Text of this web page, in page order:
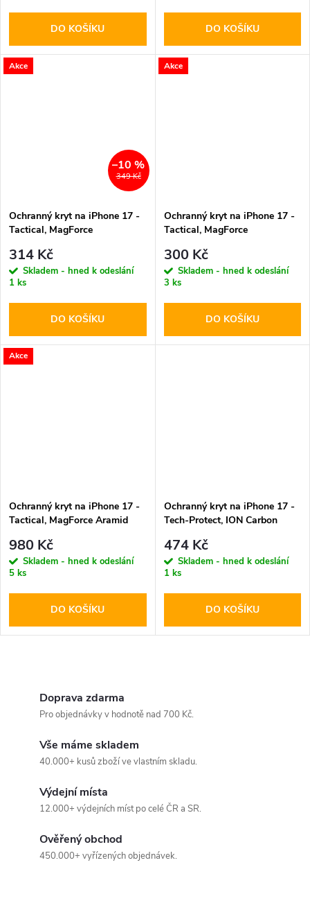
DO KOŠÍKU DO KOŠÍKU
Akce
349 Kč
–10 %
Ochranný kryt na iPhone 17 -
Tactical, MagForce
314 Kč
Skladem - hned k odeslání
1 ks
DO KOŠÍKU
Akce
Ochranný kryt na iPhone 17 -
Tactical, MagForce
300 Kč
Skladem - hned k odeslání
3 ks
DO KOŠÍKU
Akce
Ochranný kryt na iPhone 17 -
Tactical, MagForce Aramid
980 Kč
Skladem - hned k odeslání
5 ks
DO KOŠÍKU
Ochranný kryt na iPhone 17 -
Tech-Protect, ION Carbon
474 Kč
Skladem - hned k odeslání
1 ks
DO KOŠÍKU
Doprava zdarma
Pro objednávky v hodnotě nad 700 Kč.
Vše máme skladem
40.000+ kusů zboží ve vlastním skladu.
Výdejní místa
12.000+ výdejních míst po celé ČR a SR.
Ověřený obchod
450.000+ vyřízených objednávek.